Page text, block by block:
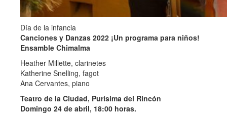
Día de la infancia
Canciones y Danzas 2022 ¡Un programa para niños!
Ensamble Chimalma
Heather Millette, clarinetes
Katherine Snelling, fagot
Ana Cervantes, piano
Teatro de la Ciudad, Purísima del Rincón
Domingo 24 de abril, 18:00 horas.